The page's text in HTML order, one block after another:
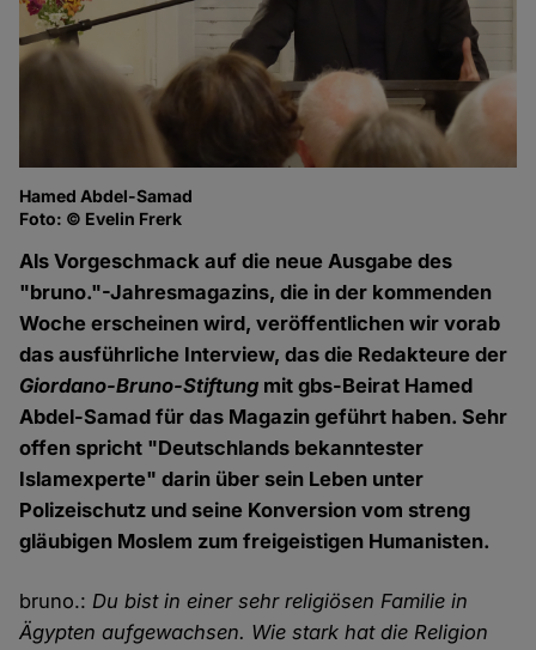
Hamed Abdel-Samad
Foto: © Evelin Frerk
Als Vorgeschmack auf die neue Ausgabe des
"bruno."-Jahresmagazins, die in der kommenden
Woche erscheinen wird, veröffentlichen wir vorab
das ausführliche Interview, das die Redakteure der
Giordano-Bruno-Stiftung mit gbs-Beirat Hamed
Abdel-Samad für das Magazin geführt haben. Sehr
offen spricht "Deutschlands bekanntester
Islamexperte" darin über sein Leben unter
Polizeischutz und seine Konversion vom streng
gläubigen Moslem zum freigeistigen Humanisten.
bruno.:Du bist in einer sehr religiösen Familie in
Ägypten aufgewachsen. Wie stark hat die Religion